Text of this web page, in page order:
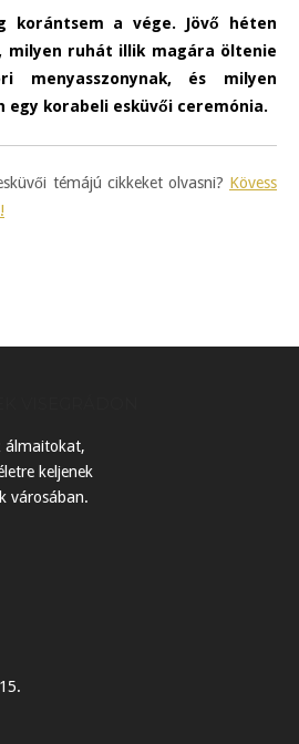
korántsem a vége. Jövő héten
milyen ruhát illik magára öltenie
menyasszonynak, és milyen
egy korabeli esküvői ceremónia.
témájú cikkeket olvasni? Kövess
álmaitokat,
keljenek
városában.